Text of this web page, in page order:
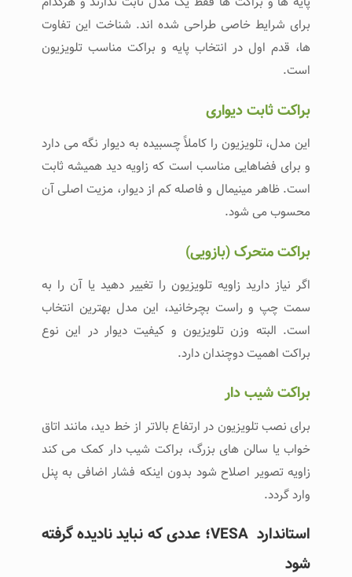
برای شرایط خاصی طراحی شده ‌اند. شناخت این تفاوت
‌ها، قدم اول در انتخاب پایه و براکت مناسب تلویزیون
است.
براکت ثابت دیواری
این مدل، تلویزیون را کاملاً چسبیده به دیوار نگه می ‌دارد
و برای فضاهایی مناسب است که زاویه دید همیشه ثابت
است. ظاهر مینیمال و فاصله کم از دیوار، مزیت اصلی آن
محسوب می ‌شود.
براکت متحرک (بازویی)
اگر نیاز دارید زاویه تلویزیون را تغییر دهید یا آن را به
سمت چپ و راست بچرخانید، این مدل بهترین انتخاب
است. البته وزن تلویزیون و کیفیت دیوار در این نوع
براکت اهمیت دوچندان دارد.
براکت شیب ‌دار
برای نصب تلویزیون در ارتفاع بالاتر از خط دید، مانند اتاق
خواب یا سالن ‌های بزرگ، براکت شیب ‌دار کمک می ‌کند
زاویه تصویر اصلاح شود بدون اینکه فشار اضافی به پنل
وارد گردد.
استاندارد VESA؛ عددی که نباید نادیده گرفته
شود